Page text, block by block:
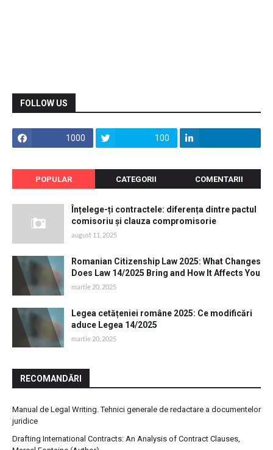
FOLLOW US
1000 100
POPULAR CATEGORII COMENTARII
Înțelege-ți contractele: diferența dintre pactul
comisoriu și clauza compromisorie
august 11, 2025
Romanian Citizenship Law 2025: What Changes
Does Law 14/2025 Bring and How It Affects You
martie 20, 2025
Legea cetățeniei române 2025: Ce modificări
aduce Legea 14/2025
martie 20, 2025
RECOMANDĂRI
Manual de Legal Writing. Tehnici generale de redactare a documentelor
juridice
Drafting International Contracts: An Analysis of Contract Clauses,